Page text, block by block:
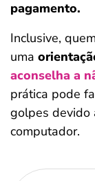
pagamento.
Inclusive,
uma
aconselha a
prática pode
golpes devido
computador.